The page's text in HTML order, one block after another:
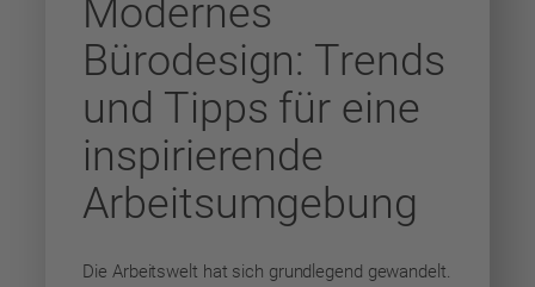
Modernes
Bürodesign: Trends
und Tipps für eine
inspirierende
Arbeitsumgebung
Die Arbeitswelt hat sich grundlegend gewandelt.